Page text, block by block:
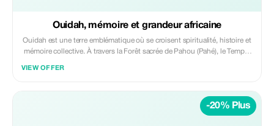
Ouidah, mémoire et grandeur africaine
Ouidah est une terre emblématique où se croisent spiritualité, histoire et
mémoire collective. À travers la Forêt sacrée de Pahou (Pahé), le Temple
VIEW OFFER
-20% Plus